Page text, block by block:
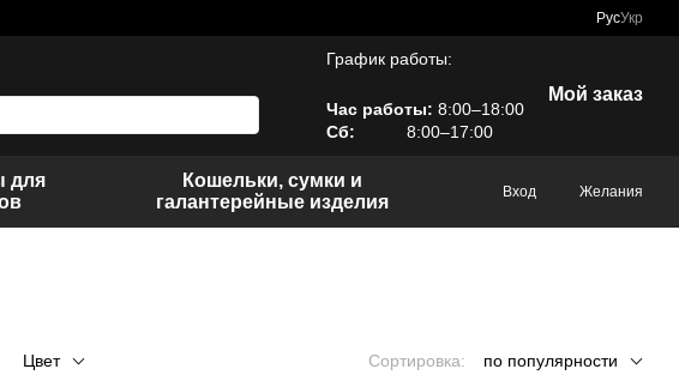
РусУкр
График работы:
Час работы: 8:00–18:00
Сб:
8:00–17:00
Мой заказ
для
Кошельки, сумки и
галантерейные изделия
Вход Желания
Цвет Сортировка: по популярности